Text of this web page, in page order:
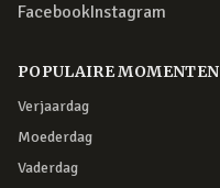
FacebookInstagram
POPULAIRE MOMENTEN
Verjaardag
Moederdag
Vaderdag